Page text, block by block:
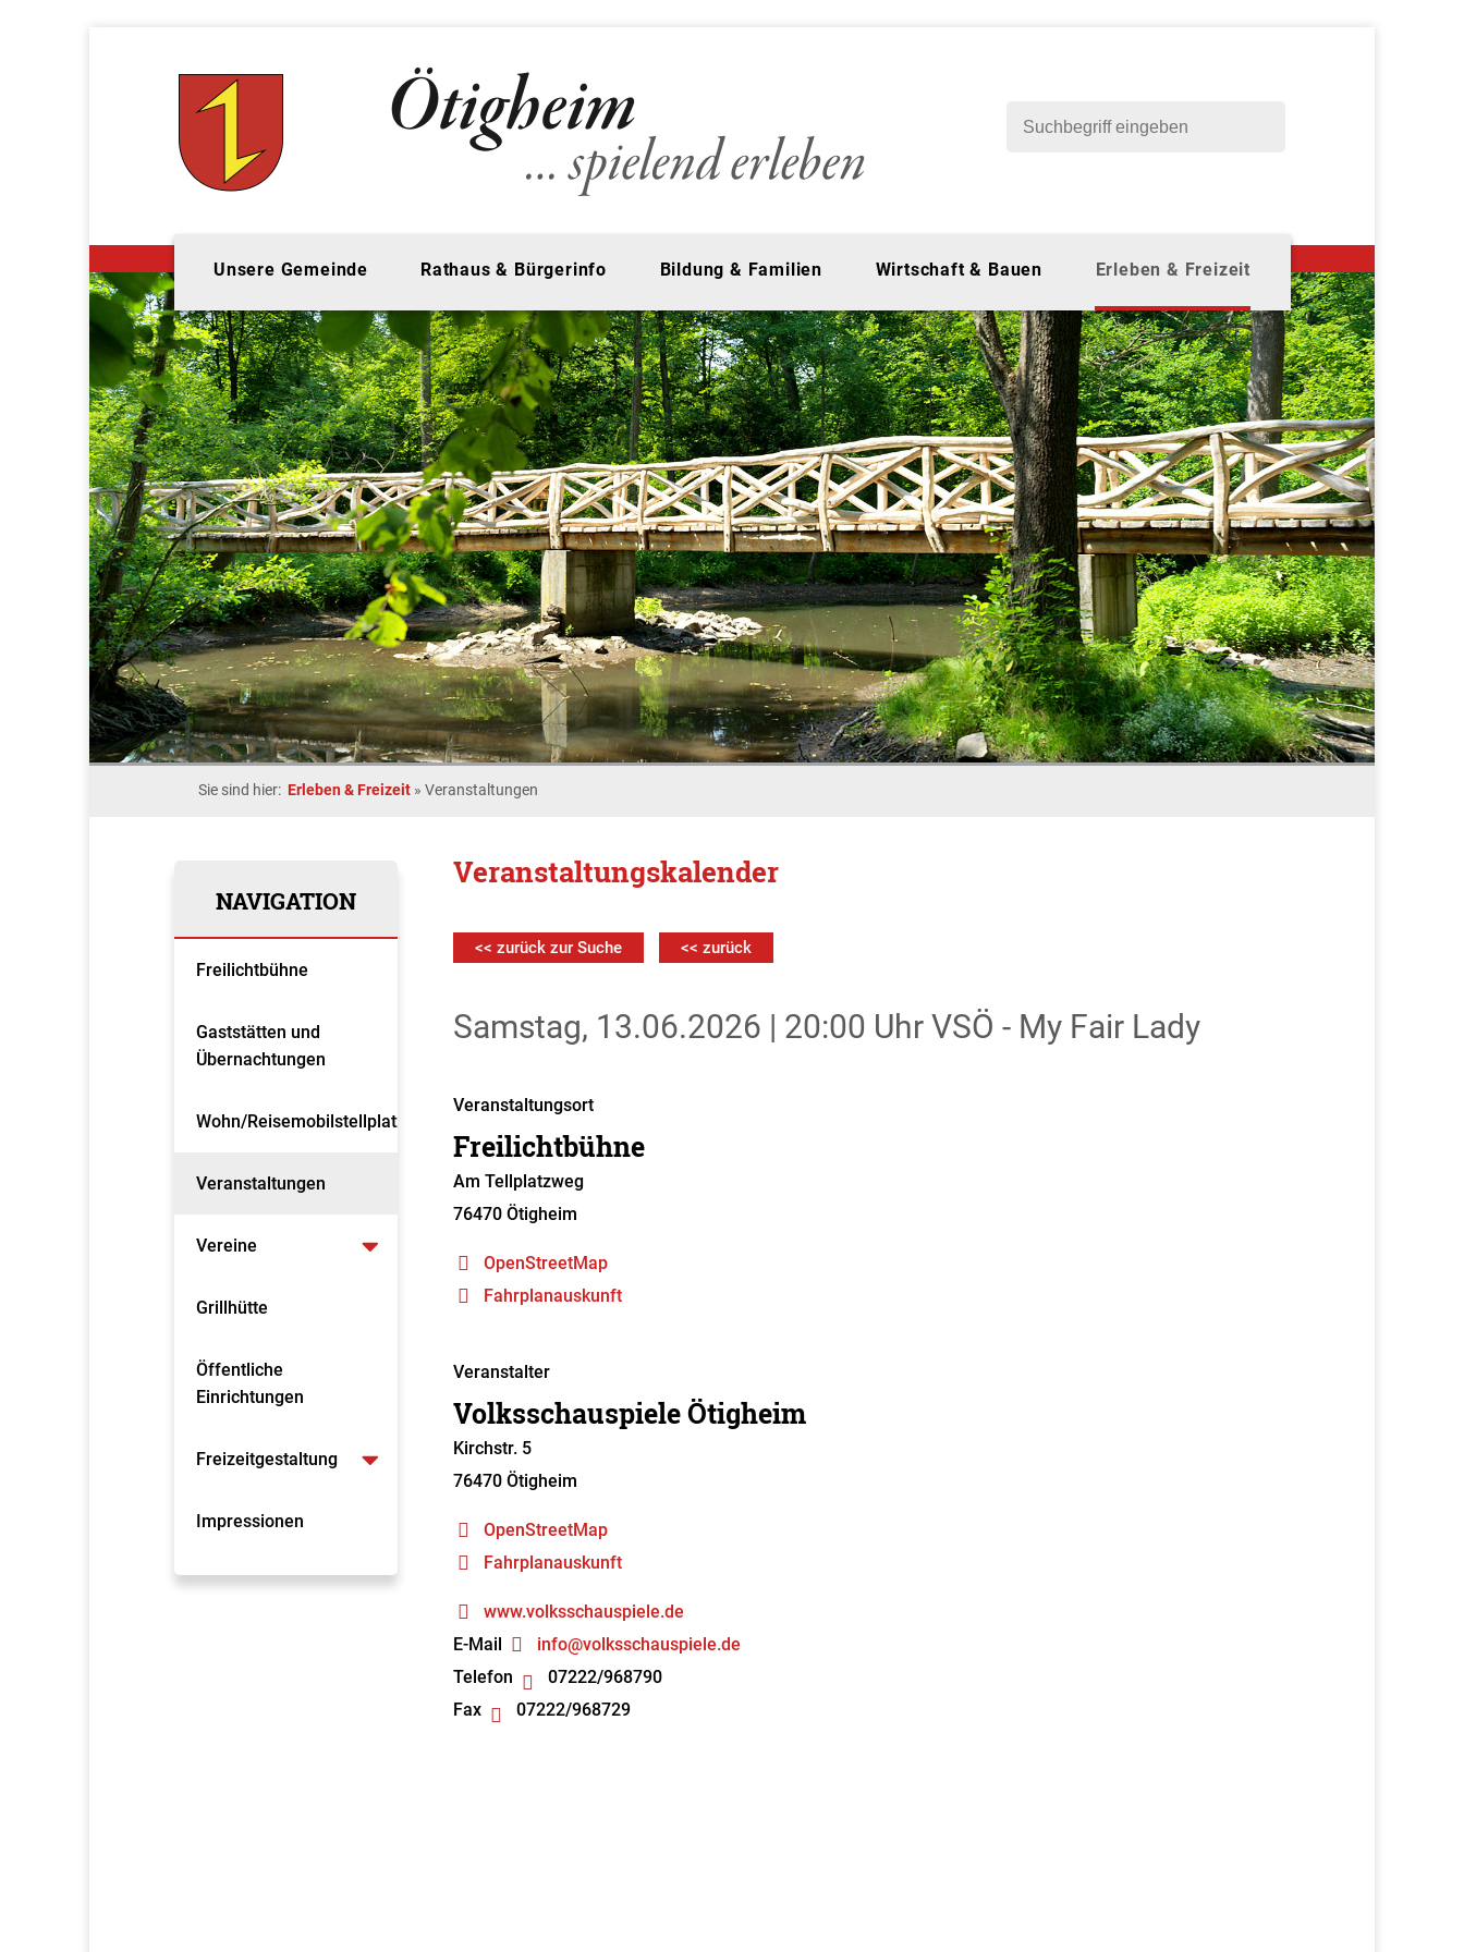
Unsere Gemeinde Rathaus & Bürgerinfo Bildung & Familien Wirtschaft & Bauen Erleben & Freizeit
Sie sind hier: Erleben & Freizeit » Veranstaltungen
NAVIGATION
Freilichtbühne
Gaststätten und
Übernachtungen
Wohn/Reisemobilstellplatz
Veranstaltungen
Vereine
Grillhütte
Öffentliche
Einrichtungen
Freizeitgestaltung
Impressionen
Veranstaltungskalender
<< zurück zur Suche << zurück
Samstag, 13.06.2026 | 20:00 UhrVSÖ - My Fair Lady
Veranstaltungsort
Freilichtbühne
Am Tellplatzweg
76470 Ötigheim
OpenStreetMap
Fahrplanauskunft
Veranstalter
Volksschauspiele Ötigheim
Kirchstr. 5
76470 Ötigheim
OpenStreetMap
Fahrplanauskunft
www.volksschauspiele.de
E-Mail
info@volksschauspiele.de
Telefon
07222/968790
Fax
07222/968729